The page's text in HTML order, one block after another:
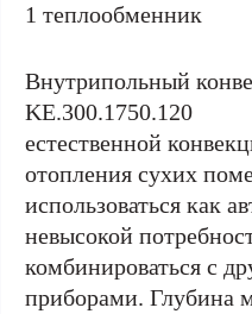
1 теплообменник
Внутрипольный
KE.300.1750.120
естественной
отопления сухих
использоваться как
невысокой
комбинироваться с
приборами. Глубина